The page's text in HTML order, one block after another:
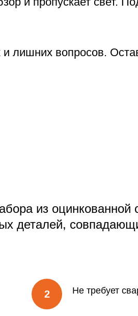
и лишних вопросов.
из оцинкованной
деталей,
Не требует